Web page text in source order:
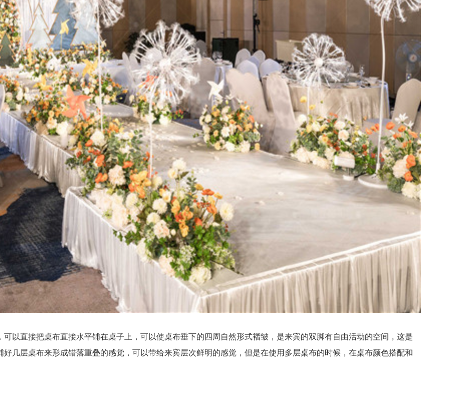
直接把桌布直接水平铺在桌子上，可以使桌布垂下的四周自然形式褶皱，是来宾的双脚有自由活动的空间，这是
几层桌布来形成错落重叠的感觉，可以带给来宾层次鲜明的感觉，但是在使用多层桌布的时候，在桌布颜色搭配和